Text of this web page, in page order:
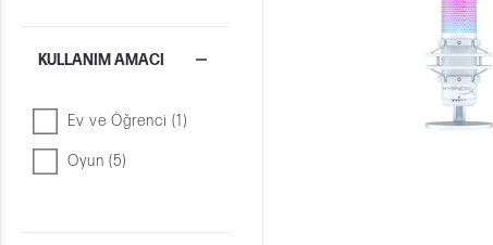
KULLANIM AMACI
Ev ve Öğrenci (1)
Oyun (5)